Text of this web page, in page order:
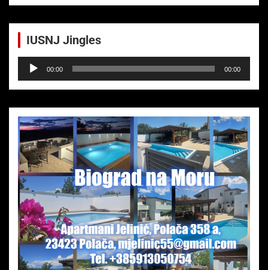
IUSNJ Jingles
Audio-
Player
00:00 00:00